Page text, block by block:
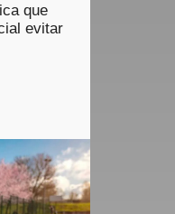
que
evitar